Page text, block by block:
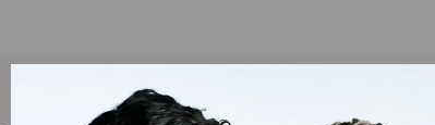
COLEÇÃO JEANS J01: VEJA